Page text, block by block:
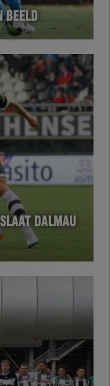
BEELD
DALMAU